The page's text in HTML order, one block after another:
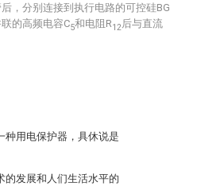
种用电保护器，具休说是
的发展和人们生活水平的
，分别连接到执行电路的可控硅BG
的高频电容C5和电阻R12后与直流